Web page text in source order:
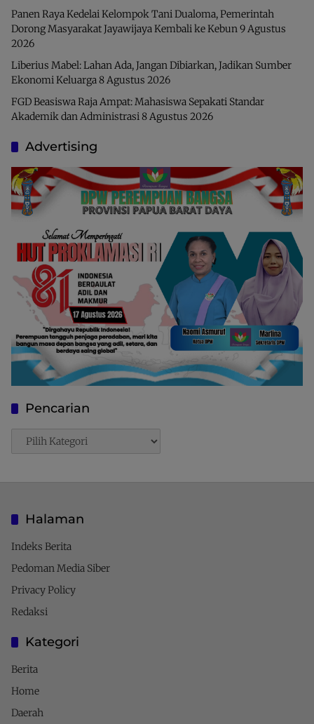
Panen Raya Kedelai Kelompok Tani Dualoma, Pemerintah
Dorong Masyarakat Jayawijaya Kembali ke Kebun9 Agustus
2026
Liberius Mabel: Lahan Ada, Jangan Dibiarkan, Jadikan Sumber
Ekonomi Keluarga8 Agustus 2026
FGD Beasiswa Raja Ampat: Mahasiswa Sepakati Standar
Akademik dan Administrasi8 Agustus 2026
Advertising
Pencarian
Pencarian
Halaman
Indeks Berita
Pedoman Media Siber
Privacy Policy
Redaksi
Kategori
Berita
Home
Daerah